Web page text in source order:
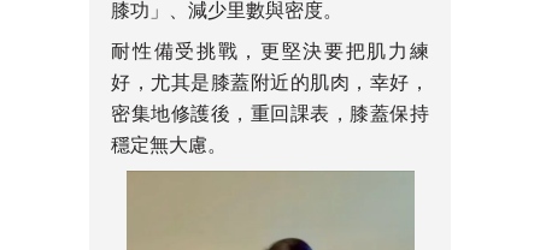
膝功」、減少里數與密度。
耐性備受挑戰，更堅決要把肌力練
好，尤其是膝蓋附近的肌肉，幸好，
密集地修護後，重回課表，膝蓋保持
穩定無大慮。